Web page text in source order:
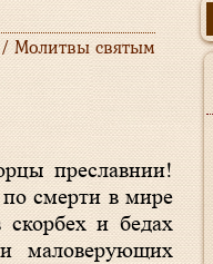
Молитвы святым
по смерти в мире
и бедах
маловерующих